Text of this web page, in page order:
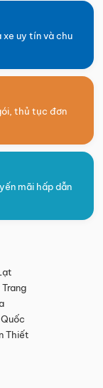
uy tín và chu
thủ tục đơn
mãi hấp dẫn
Thiết